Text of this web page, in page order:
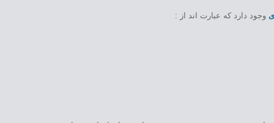
وجود دارد که عبارت اند از :